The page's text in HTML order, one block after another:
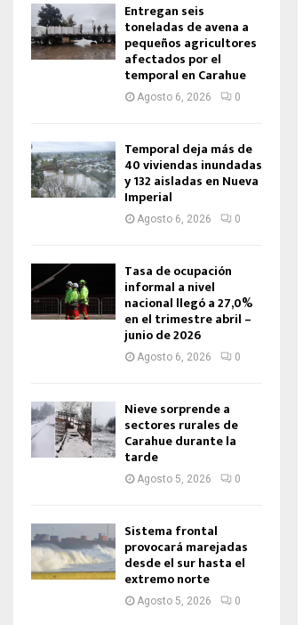
Entregan seis
toneladas de avena a
pequeños agricultores
afectados por el
temporal en Carahue
Agosto 6, 2026 0
Temporal deja más de
40 viviendas inundadas
y 132 aisladas en Nueva
Imperial
Agosto 6, 2026 0
Tasa de ocupación
informal a nivel
nacional llegó a 27,0%
en el trimestre abril –
junio de 2026
Agosto 6, 2026 0
Nieve sorprende a
sectores rurales de
Carahue durante la
tarde
Agosto 5, 2026 0
Sistema frontal
provocará marejadas
desde el sur hasta el
extremo norte
Agosto 5, 2026 0